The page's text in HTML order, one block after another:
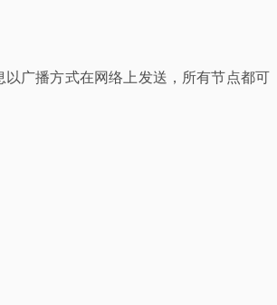
广播方式在网络上发送，所有节点都可